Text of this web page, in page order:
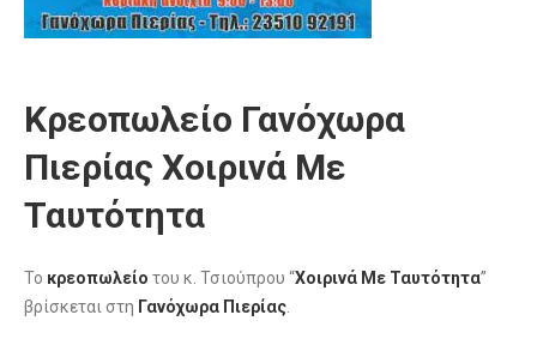
Κρεοπωλείο Γανόχωρα
Πιερίας Χοιρινά Με
Ταυτότητα
Το κρεοπωλείο του κ. Τσιούπρου “Χοιρινά Με Ταυτότητα”
βρίσκεται στη Γανόχωρα Πιερίας.